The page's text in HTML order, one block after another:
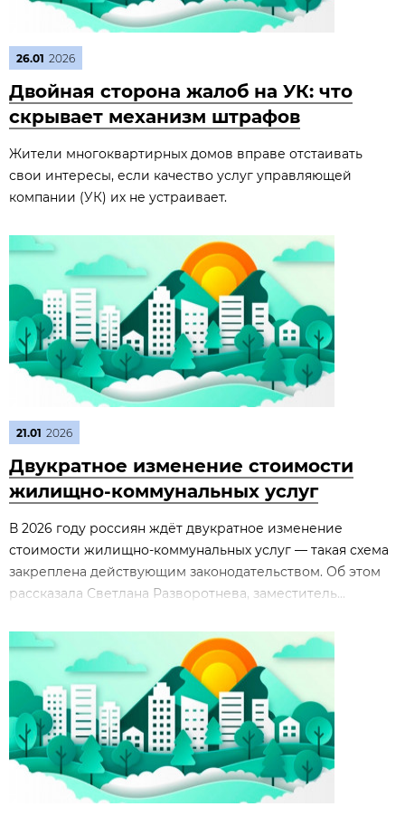
26.01 2026
Двойная сторона жалоб на УК: что
скрывает механизм штрафов
Жители многоквартирных домов вправе отстаивать
свои интересы, если качество услуг управляющей
компании (УК) их не устраивает.
21.01 2026
Двукратное изменение стоимости
жилищно‑коммунальных услуг
В 2026 году россиян ждёт двукратное изменение
стоимости жилищно‑коммунальных услуг — такая схема
закреплена действующим законодательством. Об этом
рассказала Светлана Разворотнева, заместитель...